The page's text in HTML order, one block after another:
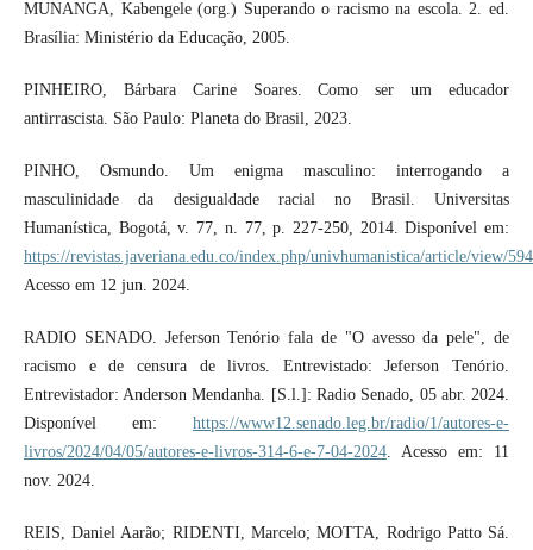
MUNANGA, Kabengele (org.) Superando o racismo na escola. 2. ed.
Brasília: Ministério da Educação, 2005.
PINHEIRO, Bárbara Carine Soares. Como ser um educador
antirrascista. São Paulo: Planeta do Brasil, 2023.
PINHO, Osmundo. Um enigma masculino: interrogando a
masculinidade da desigualdade racial no Brasil. Universitas
Humanística, Bogotá, v. 77, n. 77, p. 227-250, 2014. Disponível em:
https://revistas.javeriana.edu.co/index.php/univhumanistica/article/view/
Acesso em 12 jun. 2024.
RADIO SENADO. Jeferson Tenório fala de "O avesso da pele", de
racismo e de censura de livros. Entrevistado: Jeferson Tenório.
Entrevistador: Anderson Mendanha. [S.l.]: Radio Senado, 05 abr. 2024.
Disponível em:https://www12.senado.leg.br/radio/1/autores-e-
livros/2024/04/05/autores-e-livros-314-6-e-7-04-2024. Acesso em: 11
nov. 2024.
REIS, Daniel Aarão; RIDENTI, Marcelo; MOTTA, Rodrigo Patto Sá.